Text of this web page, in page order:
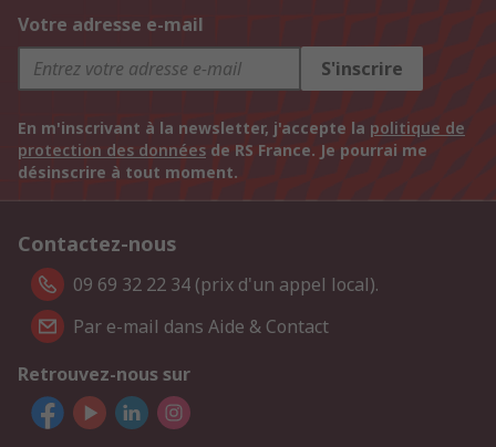
Votre adresse e-mail
S'inscrire
En m'inscrivant à la newsletter, j'accepte la politique de
protection des données de RS France. Je pourrai me
désinscrire à tout moment.
Contactez-nous
09 69 32 22 34 (prix d'un appel local).
Par e-mail dans Aide & Contact
Retrouvez-nous sur